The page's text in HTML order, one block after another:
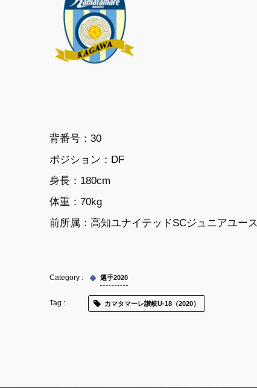
背番号：30
ポジション： DF
身長： 180cm
体重： 70kg
前所属： 高知ユナイテッドSCジュニアユース
選手2020
カマタマーレ讃岐U-18（2020）